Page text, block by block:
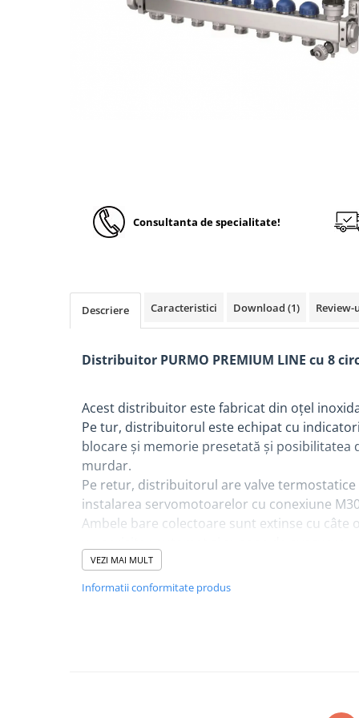
Solutii de curatare si tratare
Pompe de circulatie si accesorii
Vase de expansiune termice
Producere apa calda menajera
Rezervoare de acumulare
Panouri solare si fotovoltaice
Panouri solare cu tuburi vidate
Panouri solare plane
Pachete complete panouri solare
Echipamente pentru panouri
Ventilatie si climatizare
Aparate de aer conditionat
Consultanta de specialitate!
Descriere Caracteristici Download (1) Review-
Distribuitor PURMO PREMIUM LINE cu 8
Acest distribuitor este fabricat din oțel
Pe tur, distribuitorul este echipat cu
blocare și memorie presetată și posibilitatea
murdar.
Pe retur, distribuitorul are valve
instalarea servomotoarelor cu conexiune
Ambele bare colectoare sunt extinse cu câte
Indicatori de debit revoluționari
memoria presetată, permit deșurubarea și
elimină aerul din instalație! Acesta este un
VEZI MAI MULT
Informatii conformitate produs